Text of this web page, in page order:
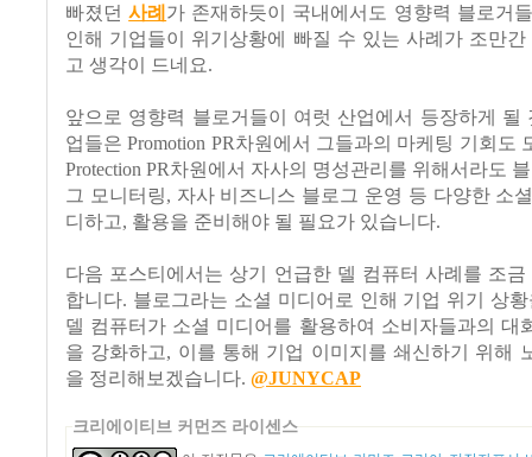
빠졌던사례 가 존재하듯이 국내에서도 영향력 블로거
인해 기업들이 위기상황에 빠질 수 있는 사례가 조만
고 생각이 드네요.
앞으로 영향력 블로거들이 여럿 산업에서 등장하게 될
업들은 Promotion PR차원에서 그들과의 마케팅 기회도
Protection PR차원에서 자사의 명성관리를 위해서라도
그 모니터링, 자사 비즈니스 블로그 운영 등 다양한 소
디하고, 활용을 준비해야 될 필요가 있습니다.
다음 포스티에서는 상기 언급한 델 컴퓨터 사례를 조
합니다. 블로그라는 소셜 미디어로 인해 기업 위기 상
델 컴퓨터가 소셜 미디어를 활용하여 소비자들과의 대
을 강화하고, 이를 통해 기업 이미지를 쇄신하기 위해
을 정리해보겠습니다. @JUNYCAP
크리에이티브 커먼즈 라이센스